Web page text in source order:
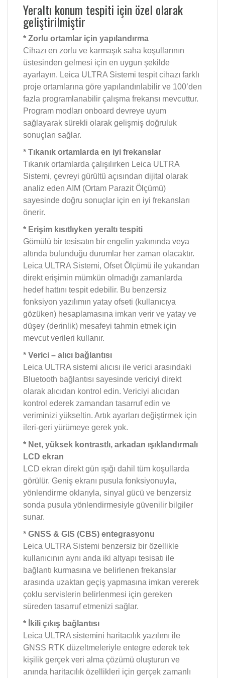
Yeraltı konum tespiti için özel olarak
geliştirilmiştir
* Zorlu ortamlar için yapılandırma
Cihazı en zorlu ve karmaşık saha koşullarının
üstesinden gelmesi için en uygun şekilde
ayarlayın. Leica ULTRA Sistemi tespit cihazı farklı
proje ortamlarına göre yapılandırılabilir ve 100’den
fazla programlanabilir çalışma frekansı mevcuttur.
Program modları onboard devreye uyum
sağlayarak sürekli olarak gelişmiş doğruluk
sonuçları sağlar.
* Tıkanık ortamlarda en iyi frekanslar
Tıkanık ortamlarda çalışılırken Leica ULTRA
Sistemi, çevreyi gürültü açısından dijital olarak
analiz eden AIM (Ortam Parazit Ölçümü)
sayesinde doğru sonuçlar için en iyi frekansları
önerir.
* Erişim kısıtlıyken yeraltı tespiti
Gömülü bir tesisatın bir engelin yakınında veya
altında bulunduğu durumlar her zaman olacaktır.
Leica ULTRA Sistemi, Ofset Ölçümü ile yukarıdan
direkt erişimin mümkün olmadığı zamanlarda
hedef hattını tespit edebilir. Bu benzersiz
fonksiyon yazılımın yatay ofseti (kullanıcıya
gözüken) hesaplamasına imkan verir ve yatay ve
düşey (derinlik) mesafeyi tahmin etmek için
mevcut verileri kullanır.
* Verici – alıcı bağlantısı
Leica ULTRA sistemi alıcısı ile verici arasındaki
Bluetooth bağlantısı sayesinde vericiyi direkt
olarak alıcıdan kontrol edin. Vericiyi alıcıdan
kontrol ederek zamandan tasarruf edin ve
veriminizi yükseltin. Artık ayarları değiştirmek için
ileri-geri yürümeye gerek yok.
* Net, yüksek kontrastlı, arkadan ışıklandırmalı
LCD ekran
LCD ekran direkt gün ışığı dahil tüm koşullarda
görülür. Geniş ekranı pusula fonksiyonuyla,
yönlendirme oklarıyla, sinyal gücü ve benzersiz
sonda pusula yönlendirmesiyle güvenilir bilgiler
sunar.
* GNSS & GIS (CBS) entegrasyonu
Leica ULTRA Sistemi benzersiz bir özellikle
kullanıcının aynı anda iki altyapı tesisatı ile
bağlantı kurmasına ve belirlenen frekanslar
arasında uzaktan geçiş yapmasına imkan vererek
çoklu servislerin belirlenmesi için gereken
süreden tasarruf etmenizi sağlar.
* İkili çıkış bağlantısı
Leica ULTRA sistemini haritacılık yazılımı ile
GNSS RTK düzeltmeleriyle entegre ederek tek
kişilik gerçek veri alma çözümü oluşturun ve
anında haritacılık özellikleri için gerçek zamanlı